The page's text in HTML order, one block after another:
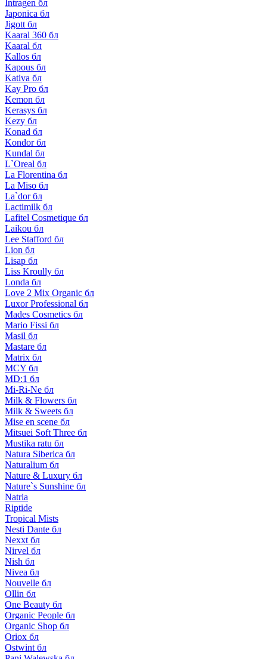
Intragen бл
Japonica бл
Jigott бл
Kaaral 360 бл
Kaaral бл
Kallos бл
Kapous бл
Kativa бл
Kay Pro бл
Kemon бл
Kerasys бл
Kezy бл
Konad бл
Kondor бл
Kundal бл
L`Oreal бл
La Florentina бл
La Miso бл
La`dor бл
Lactimilk бл
Lafitel Cosmetique бл
Laikou бл
Lee Stafford бл
Lion бл
Lisap бл
Liss Kroully бл
Londa бл
Love 2 Mix Organic бл
Luxor Professional бл
Mades Cosmetics бл
Mario Fissi бл
Masil бл
Mastare бл
Matrix бл
MCY бл
MD:1 бл
Mi-Ri-Ne бл
Milk & Flowers бл
Milk & Sweets бл
Mise en scene бл
Mitsuei Soft Three бл
Mustika ratu бл
Natura Siberica бл
Naturalium бл
Nature & Luxury бл
Nature`s Sunshine бл
Natria
Riptide
Tropical Mists
Nesti Dante бл
Nexxt бл
Nirvel бл
Nish бл
Nivea бл
Nouvelle бл
Ollin бл
One Beauty бл
Organic People бл
Organic Shop бл
Oriox бл
Ostwint бл